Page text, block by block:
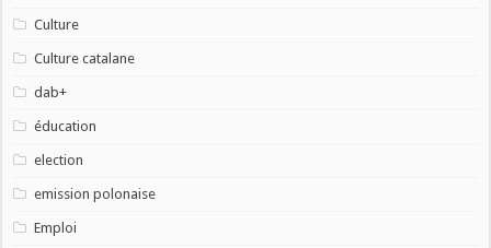
Culture
Culture catalane
dab+
éducation
election
emission polonaise
Emploi